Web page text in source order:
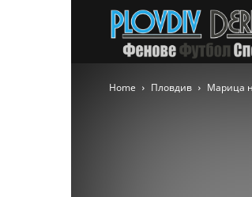
Home Пловдив Марица